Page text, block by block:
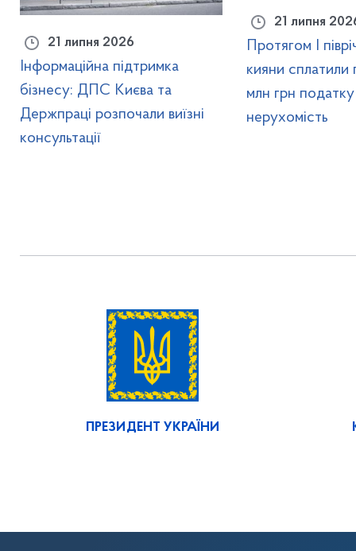
21 липня 2026
Інформаційна підтримка
бізнесу: ДПС Києва та
Держпраці розпочали виїзні
консультації
21 липня
Протягом І
кияни сплатили
млн грн
нерухомість
ПРЕЗИДЕНТ УКРАЇНИ